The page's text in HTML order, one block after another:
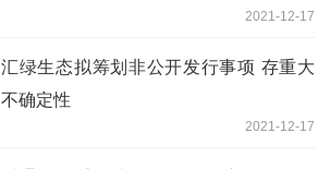
2021-12-17
汇绿生态拟筹划非公开发行事项 存重大
不确定性
2021-12-17